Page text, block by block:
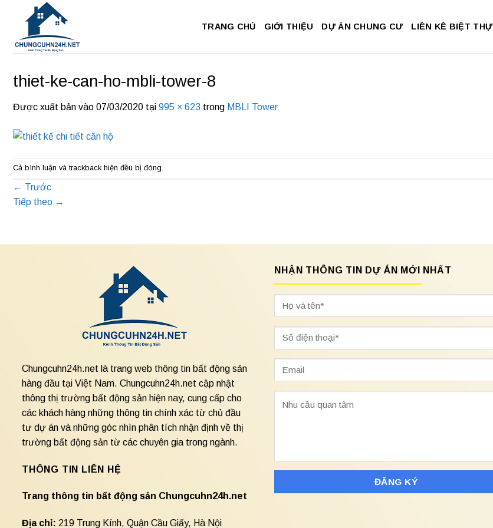
dung
TRANG CHỦ GIỚI THIỆU DỰ ÁN CHUNG CƯ LIỀN KỀ BIỆT THỰ
thiet-ke-can-ho-mbli-tower-8
Được xuất bản vào 07/03/2020 tại 995 × 623 trong MBLI Tower
Cả bình luận và trackback hiện đều bị đóng.
← Trước
Tiếp theo →
Chungcuhn24h.net là trang web thông tin bất động sản
hàng đầu tại Việt Nam. Chungcuhn24h.net cập nhật
thông thị trường bất động sản hiện nay, cung cấp cho
các khách hàng những thông tin chính xác từ chủ đầu
tư dự án và những góc nhìn phân tích nhận định về thị
trường bất động sản từ các chuyên gia trong ngành.
THÔNG TIN LIÊN HỆ
Trang thông tin bất động sản Chungcuhn24h.net
Địa chỉ: 219 Trung Kính, Quận Cầu Giấy, Hà Nội
NHẬN THÔNG TIN DỰ ÁN MỚI NHẤT